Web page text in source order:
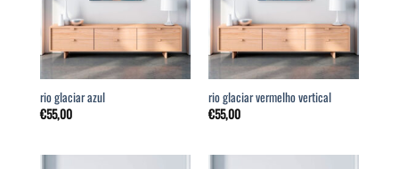
rio glaciar azul
€55,00
rio glaciar vermelho vertical
€55,00